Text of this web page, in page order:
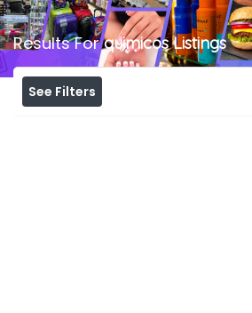
Results Forquimicos Listings
See Filters